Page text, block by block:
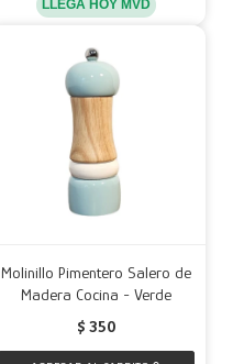
LLEGA HOY MVD
Molinillo Pimentero Salero de
Madera Cocina - Verde
$ 350